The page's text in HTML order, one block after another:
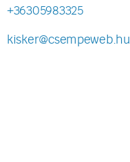
+36305983325
kisker@csempeweb.hu